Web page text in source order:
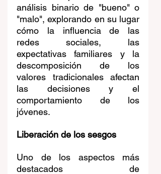
análisis binario de "bueno" o
"malo", explorando en su lugar
cómo la influencia de las
redes sociales, las
expectativas familiares y la
descomposición de los
valores tradicionales afectan
las decisiones y el
comportamiento de los
jóvenes.
Liberación de los sesgos
Uno de los aspectos más